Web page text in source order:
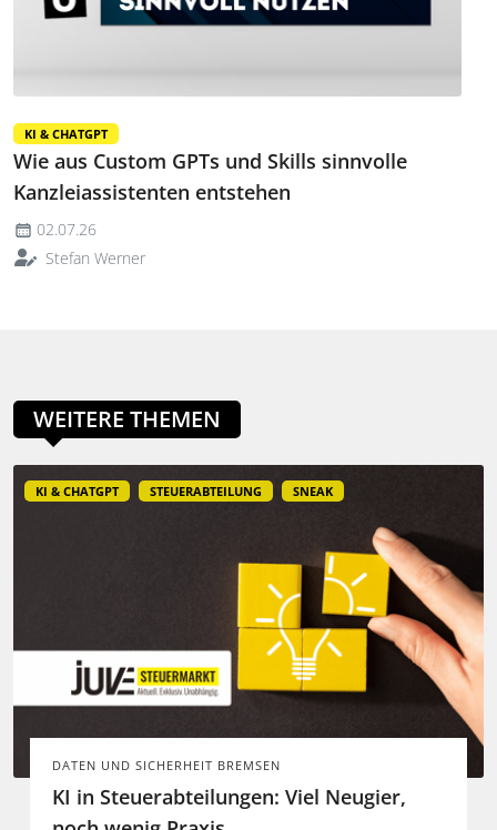
KI & CHATGPT
Wie aus Custom GPTs und Skills sinnvolle
Kanzleiassistenten entstehen
02.07.26
Stefan Werner
WEITERE THEMEN
KI & CHATGPT STEUERABTEILUNG SNEAK
DATEN UND SICHERHEIT BREMSEN
KI in Steuerabteilungen: Viel Neugier,